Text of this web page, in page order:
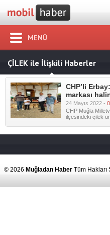
MENÜ
ÇİLEK ile İlişkili Haberler
CHP’li
markası
24 Mayıs 2022 -
CHP Muğla
ilçesindeki çilek
© 2026 Muğladan Haber Tüm Hakları